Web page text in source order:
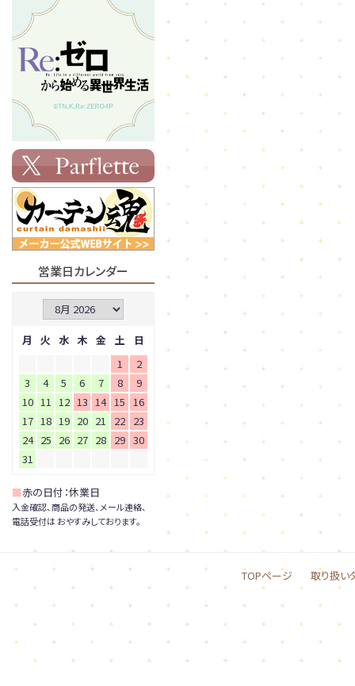
営業日カレンダー
月 火 水 木 金 土
日
1
2
3
4 5 6 7 8
9
10 11 12 13 14 15
16
17 18 19 20 21 22 23
24 25 26 27 28 29 30
31
■赤の日付：休業日
入金確認、商品の発送、メール連絡、
電話受付は おやすみしております。
TOPページ 取り扱い